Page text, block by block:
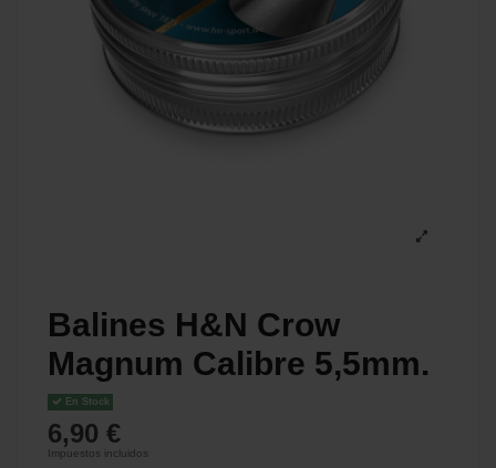
Balines H&N Crow
Magnum Calibre 5,5mm.
En Stock
6,90 €
Impuestos incluidos